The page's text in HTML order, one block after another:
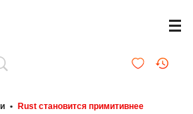
• Rust становится примитивнее